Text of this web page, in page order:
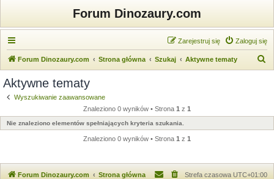
Forum Dinozaury.com
Zaloguj się
Zarejestruj się
Forum Dinozaury.com Strona główna Szukaj Aktywne tematy
a
j
Aktywne tematy
Wyszukiwanie zaawansowane
Znaleziono 0 wyników • Strona 1 z 1
Nie znaleziono elementów spełniających kryteria szukania.
Znaleziono 0 wyników • Strona 1 z 1
Forum Dinozaury.com Strona główna Strefa czasowa UTC+01:00